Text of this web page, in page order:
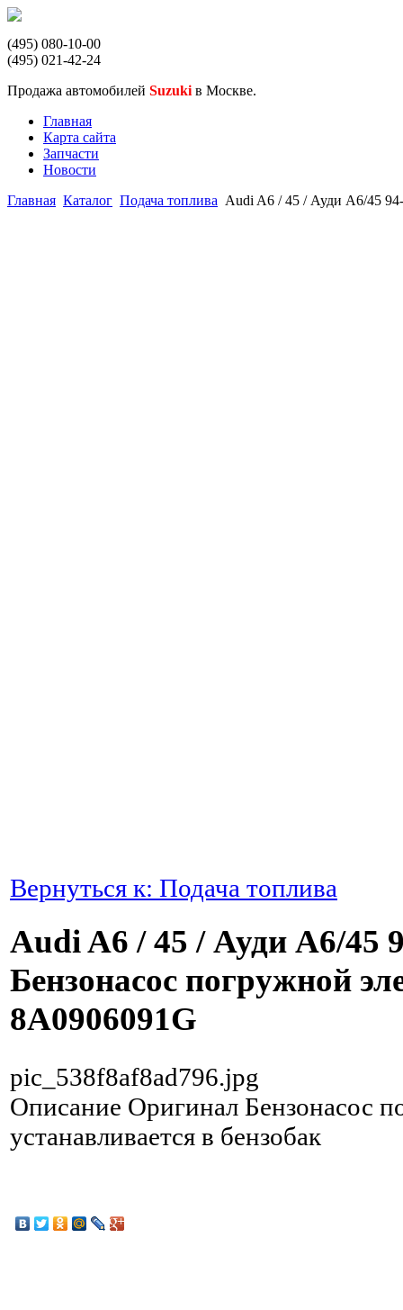
(495) 080-10-00
(495) 021-42-24
Продажа автомобилей Suzuki в Москве.
Главная
Карта сайта
Запчасти
Новости
Главная Каталог Подача топлива Audi A6 / 45 / Ауди А6/45
Вернуться к: Подача топлива
Audi A6 / 45 / Ауди А6/45
Бензонасос погружной
8A0906091G
pic_538f8af8ad796.jpg
Описание Оригинал Бензонасос
устанавливается в бензобак